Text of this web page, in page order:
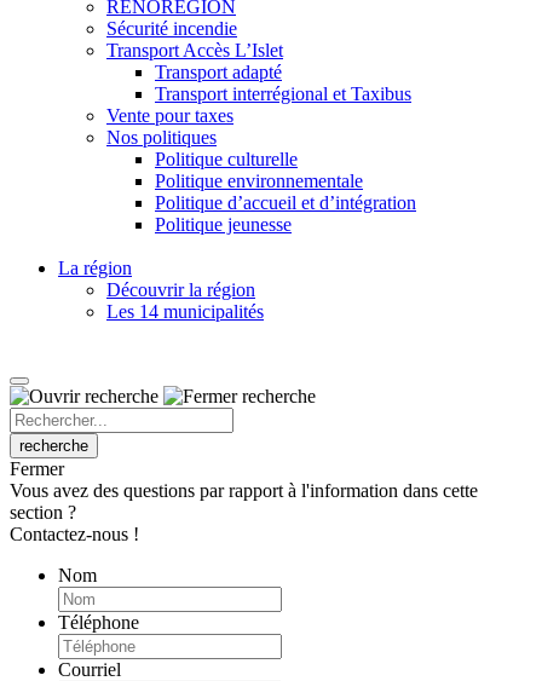
RÉNORÉGION
Sécurité incendie
Transport Accès L’Islet
Transport adapté
Transport interrégional et Taxibus
Vente pour taxes
Nos politiques
Politique culturelle
Politique environnementale
Politique d’accueil et d’intégration
Politique jeunesse
La région
Découvrir la région
Les 14 municipalités
Fermer
Vous avez des questions par rapport à l'information dans cette
section ?
Contactez-nous !
Nom
Téléphone
Courriel